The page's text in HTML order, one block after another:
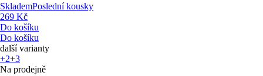
SklademPoslední kousky
269 Kč
Do košíku
Do košíku
další varianty
+2+3
Na prodejně